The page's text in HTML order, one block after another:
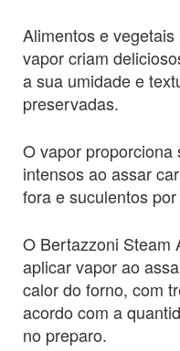
Alimentos e
vapor criam
a sua umidade e
preservadas.
O vapor
intensos ao assar
fora e suculentos
O Bertazzoni Steam
aplicar vapor ao
calor do forno, com
acordo com a
no preparo.